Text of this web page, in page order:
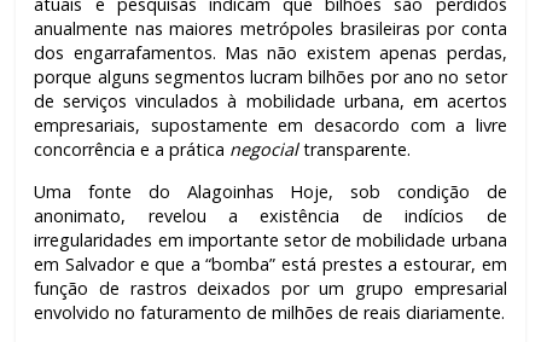
anualmente nas maiores metrópoles brasileiras por conta
dos engarrafamentos. Mas não existem apenas perdas,
porque alguns segmentos lucram bilhões por ano no setor
de serviços vinculados à mobilidade urbana, em acertos
empresariais, supostamente em desacordo com a livre
concorrência e a prática negocialtransparente.
Uma fonte do Alagoinhas Hoje, sob condição de
anonimato, revelou a existência de indícios de
irregularidades em importante setor de mobilidade urbana
em Salvador e que a “bomba” está prestes a estourar, em
função de rastros deixados por um grupo empresarial
envolvido no faturamento de milhões de reais diariamente.